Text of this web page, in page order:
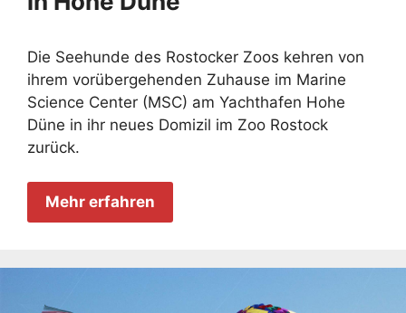
Die Seehunde des Rostocker Zoos kehren von
ihrem vorübergehenden Zuhause im Marine
Science Center (MSC) am Yachthafen Hohe
Düne in ihr neues Domizil im Zoo Rostock
zurück.
Mehr erfahren